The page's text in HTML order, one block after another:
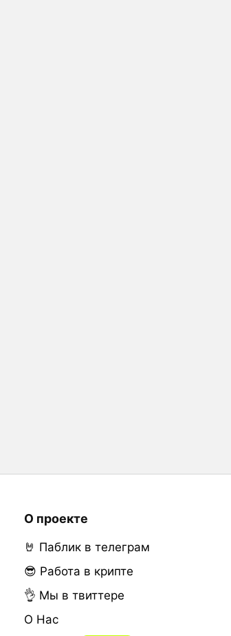
О проекте
🤘 Паблик в телеграм
😎 Работа в крипте
👌 Мы в твиттере
О Нас